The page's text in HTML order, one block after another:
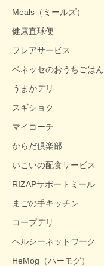
Meals（ミールズ）
健康直球便
フレアサービス
ベネッセのおうちごはん
うまかデリ
スギショク
マイコーチ
からだ倶楽部
いこいの配食サービス
RIZAPサポートミール
まごの手キッチン
コープデリ
ヘルシーネットワーク
HeMog（ハーモグ）